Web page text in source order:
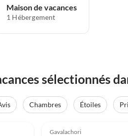
Maison de vacances
1 Hébergement
sélectionnés
Chambres Étoiles
Gavalachori